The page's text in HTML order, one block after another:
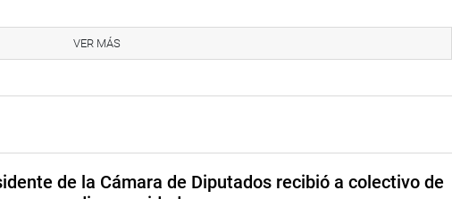
del Terminal Multipropósito de Chancay.
de los servicios portuarios que entregó el Estado a la
de la libre competencia.
firmarse un acuerdo entre Cosco Shipping Ports Chancay Perú S.A. y el
VER MÁS
de la Cámara de Diputados recibió a colectivo de